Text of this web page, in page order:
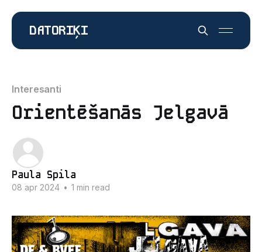
DATORIĶI
Interesanti
Orientēšanās Jelgavā
Paula Spila
08 apr 2024 • 1 min read